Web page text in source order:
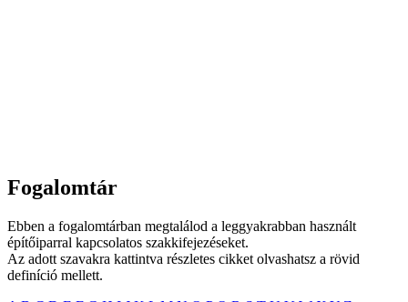
Fogalomtár
Ebben a fogalomtárban megtalálod a leggyakrabban használt
építőiparral kapcsolatos szakkifejezéseket.
Az adott szavakra kattintva részletes cikket olvashatsz a rövid
definíció mellett.